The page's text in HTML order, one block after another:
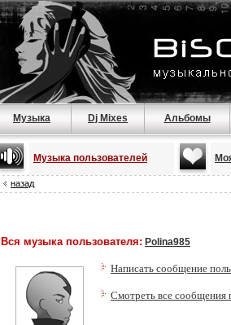
Музыка Dj Mixes Альбомы
Музыка пользователей
назад
Вся музыка пользователя: Polina985
Написать сообщение
Смотреть все сообщения